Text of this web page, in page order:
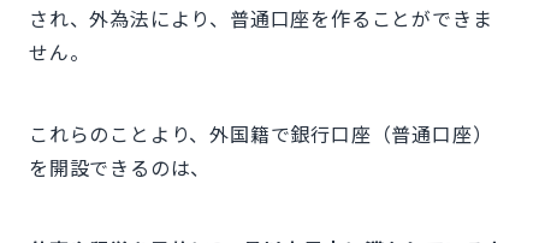
され、外為法により、普通口座を作ることができま
せん。
これらのことより、外国籍で銀行口座（普通口座）
を開設できるのは、